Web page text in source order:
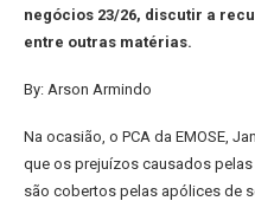
negócios 23/26, discutir a
entre outras matérias.
By: Arson Armindo
Na ocasião, o PCA da EMOSE,
que os prejuízos causados
são cobertos pelas apólices de